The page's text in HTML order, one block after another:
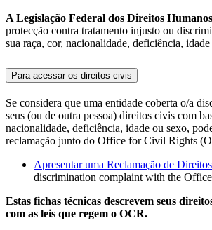
A Legislação Federal dos Direitos Humanos
protecção contra tratamento injusto ou
sua raça, cor, nacionalidade, deficiência,
Para acessar os direitos civis
Se considera que uma entidade coberta o/a
seus (ou de outra pessoa) direitos civis com
nacionalidade, deficiência, idade ou sexo,
reclamação junto do Office for Civil Rights
Apresentar uma Reclamação de
discrimination complaint with the
Estas fichas técnicas descrevem seus
com as leis que regem o OCR.